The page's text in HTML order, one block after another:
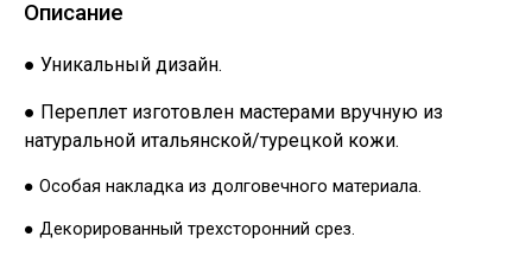
Описание
● Уникальный дизайн.
● Переплет изготовлен мастерами вручную из
натуральной итальянской/турецкой кожи.
● Особая накладка из долговечного материала.
● Декорированный трехсторонний срез.